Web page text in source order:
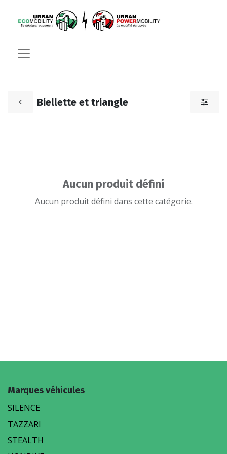
Biellette et triangle
Aucun produit défini
Aucun produit défini dans cette catégorie.
Marques véhicules
SILENCE
TAZZARI
STEALTH